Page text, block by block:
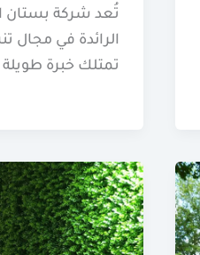
تُعد شركة بستان
الرائدة في مجال
تمتلك خبرة